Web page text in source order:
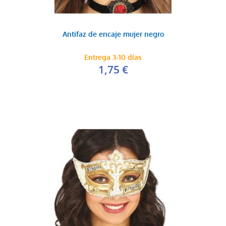
Antifaz de encaje mujer negro
Entrega 3-10 días
1,75 €